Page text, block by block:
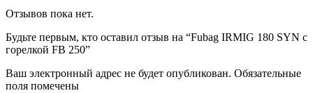
Отзывов пока нет.
Будьте первым, кто оставил отзыв на “Fubag IRMIG 180 SYN с
горелкой FB 250”
Ваш электронный адрес не будет опубликован. Обязательные
поля помечены